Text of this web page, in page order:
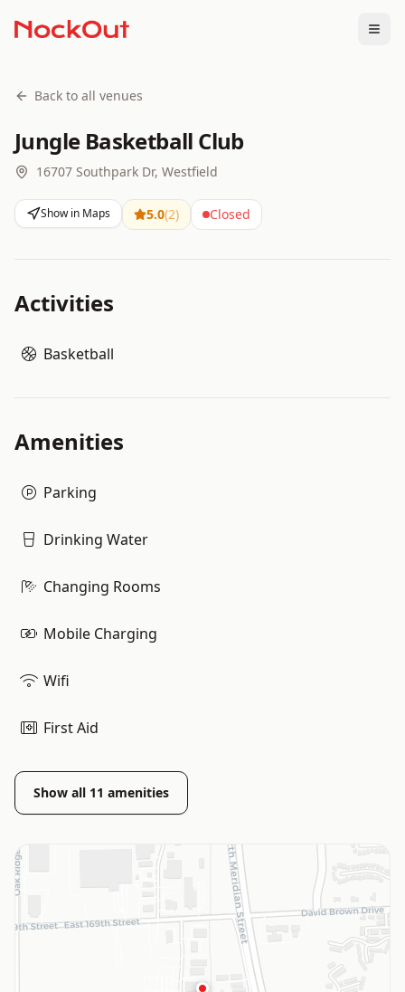
Back to all venues
Jungle Basketball Club
16707 Southpark Dr, Westfield
Show in Maps 5.0(2) Closed
Activities
Basketball
Amenities
Parking
Drinking Water
Changing Rooms
Mobile Charging
Wifi
First Aid
Show all 11 amenities